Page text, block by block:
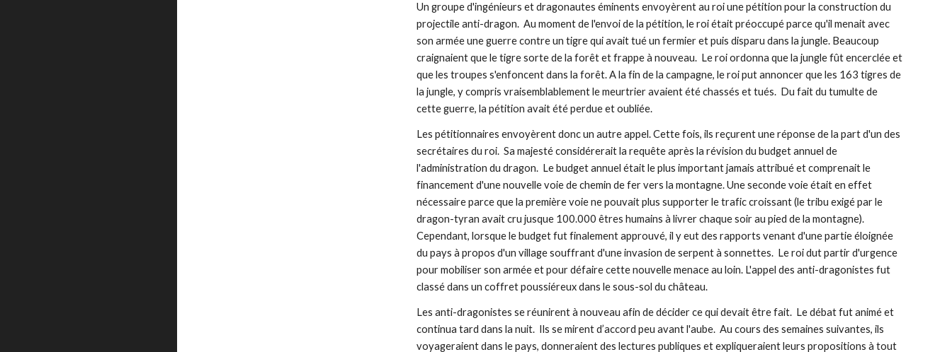
Un groupe d'ingénieurs et dragonautes éminents envoyèrent au roi une pétition pour la construction du
projectile anti-dragon.  Au moment de l'envoi de la pétition, le roi était préoccupé parce qu'il menait avec
son armée une guerre contre un tigre qui avait tué un fermier et puis disparu dans la jungle. Beaucoup
craignaient que le tigre sorte de la forêt et frappe à nouveau.  Le roi ordonna que la jungle fût encerclée et
que les troupes s'enfoncent dans la forêt. A la fin de la campagne, le roi put annoncer que les 163 tigres de
la jungle, y compris vraisemblablement le meurtrier avaient été chassés et tués.  Du fait du tumulte de
cette guerre, la pétition avait été perdue et oubliée.
Les pétitionnaires envoyèrent donc un autre appel. Cette fois, ils reçurent une réponse de la part d'un des
secrétaires du roi.  Sa majesté considérerait la requête après la révision du budget annuel de
l'administration du dragon.  Le budget annuel était le plus important jamais attribué et comprenait le
financement d'une nouvelle voie de chemin de fer vers la montagne. Une seconde voie était en effet
nécessaire parce que la première voie ne pouvait plus supporter le trafic croissant (le tribu exigé par le
dragon-tyran avait cru jusque 100.000 êtres humains à livrer chaque soir au pied de la montagne).
Cependant, lorsque le budget fut finalement approuvé, il y eut des rapports venant d'une partie éloignée
du pays à propos d'un village souffrant d'une invasion de serpent à sonnettes.  Le roi dut partir d'urgence
pour mobiliser son armée et pour défaire cette nouvelle menace au loin. L'appel des anti-dragonistes fut
classé dans un coffret poussiéreux dans le sous-sol du château.
Les anti-dragonistes se réunirent à nouveau afin de décider ce qui devait être fait.  Le débat fut animé et
continua tard dans la nuit.  Ils se mirent d’accord peu avant l'aube.  Au cours des semaines suivantes, ils
voyageraient dans le pays, donneraient des lectures publiques et expliqueraient leurs propositions à tout